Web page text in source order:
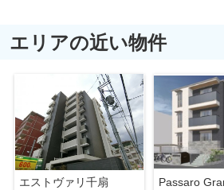
エリアの近い物件
エストヴァリ千扇